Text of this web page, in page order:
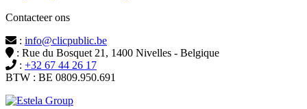
Contacteer ons
: info@clicpublic.be
: Rue du Bosquet 21, 1400 Nivelles - Belgique
: +32 67 44 26 17
BTW : BE 0809.950.691